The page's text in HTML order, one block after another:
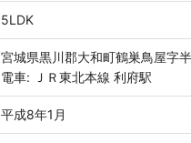
5LDK
宮城県黒川郡大和町鶴巣鳥屋字
電車: ＪＲ東北本線 利府駅
平成8年1月